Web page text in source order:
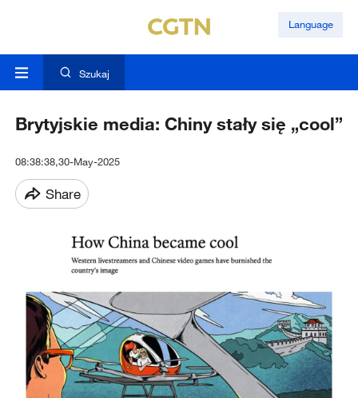
Language
Szukaj
Brytyjskie media: Chiny stały się „cool”
08:38:38,30-May-2025
Share